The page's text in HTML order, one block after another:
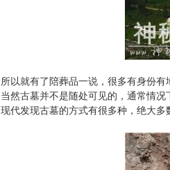
所以就有了陪葬品一说，很多有身份有
当然古墓并不是随处可见的，通常情况
现代发现古墓的方式有很多种，绝大多